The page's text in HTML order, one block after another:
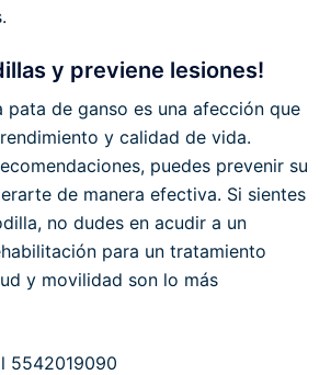
y previene lesiones!
pata de ganso es una afección que
y calidad de vida.
puedes prevenir su
de manera efectiva. Si sientes
no dudes en acudir a un
para un tratamiento
y movilidad son lo más
5542019090